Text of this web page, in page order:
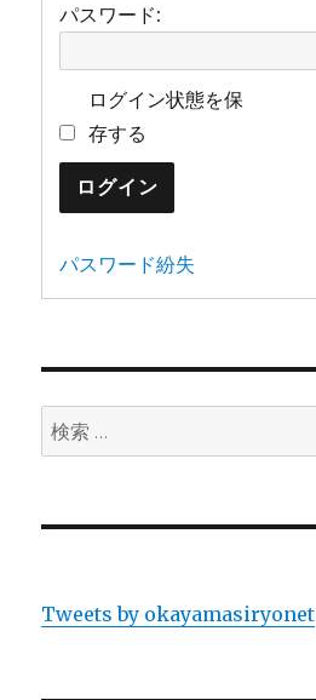
パスワード:
ログイン状態を保
存する
ログイン
パスワード紛失
検
索:
Tweets by okayamasiryonet